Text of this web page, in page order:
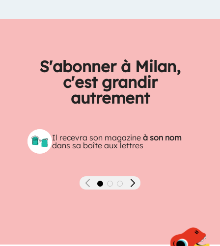
S'abonner à Milan,
c'est grandir
autrement
Il recevra son magazineà son nom
dans sa boîte aux lettres
Précédent Suivant